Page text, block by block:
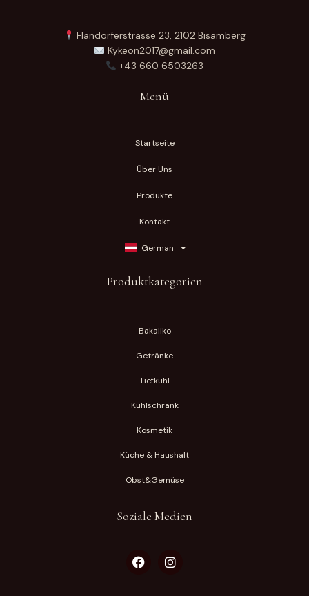
Flandorferstrasse 23, 2102 Bisamberg
Kykeon2017@gmail.com
+43 660 6503263
Menü
Startseite
Über Uns
Produkte
Kontakt
German
Produktkategorien
Bakaliko
Getränke
Tiefkühl
Kühlschrank
Kosmetik
Küche & Haushalt
Obst&Gemüse
Soziale Medien